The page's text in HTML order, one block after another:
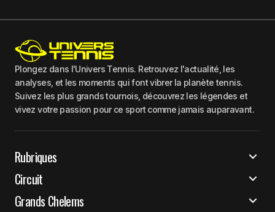
Plongez dans l'Univers Tennis. Retrouvez l'actualité, les
analyses, et les moments qui font vibrer la planète tennis.
Suivez les plus grands tournois, découvrez les légendes et
vivez votre passion pour ce sport comme jamais auparavant.
Rubriques
Circuit
Grands Chelems